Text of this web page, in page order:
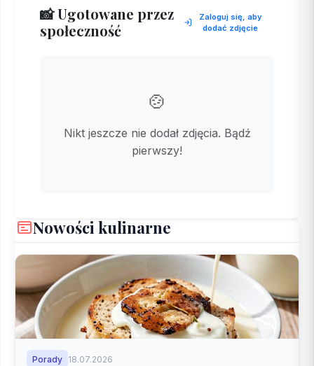
📸 Ugotowane przez
społeczność
Zaloguj się, aby
dodać zdjęcie
🍲
Nikt jeszcze nie dodał zdjęcia. Bądź
pierwszy!
Nowości kulinarne
Porady 18.07.2026